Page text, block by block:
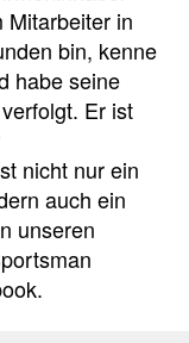
Mitarbeiter in
bin, kenne
habe seine
Er ist
nicht nur ein
auch ein
unseren